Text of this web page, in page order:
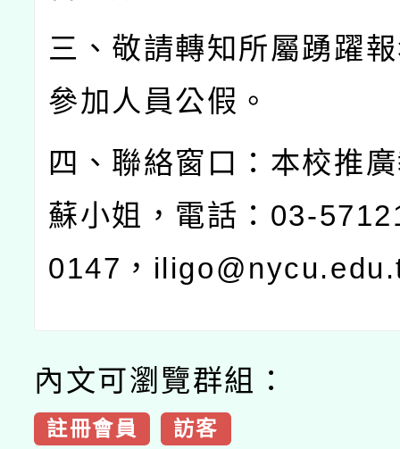
三、敬請轉知所屬踴躍
參加人員公假。
四、聯絡窗口：本校推
蘇小姐，電話： 03-
0147 ，
內文可瀏覽群組：
註冊會員 訪客